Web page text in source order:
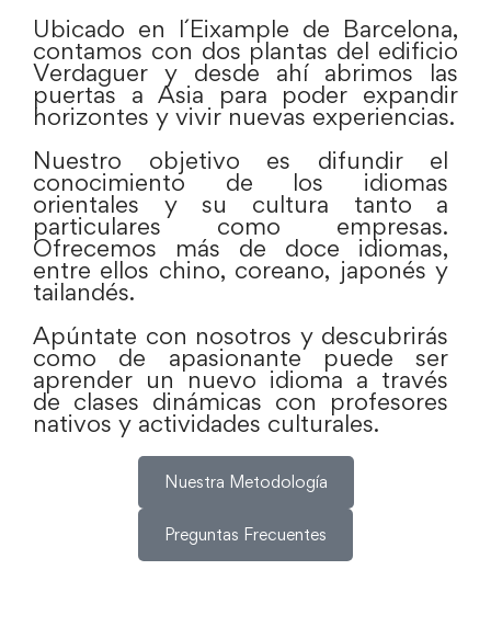
Ubicado en l´Eixample de Barcelona,
contamos con dos plantas del edificio
Verdaguer y desde ahí abrimos las
puertas a Asia para poder expandir
horizontes y vivir nuevas experiencias.
Nuestro objetivo es difundir el
conocimiento de los idiomas
orientales y su cultura tanto a
particulares como empresas.
Ofrecemos más de doce idiomas,
entre ellos chino, coreano, japonés y
tailandés.
Apúntate con nosotros y descubrirás
como de apasionante puede ser
aprender un nuevo idioma a través
de clases dinámicas con profesores
nativos y actividades culturales.
Nuestra Metodología
Preguntas Frecuentes